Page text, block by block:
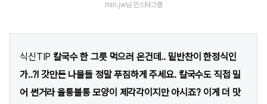
min.jw님 인스타그램
식신TIP 칼국수 한 그릇 먹으러 온건데.. 밑반찬이 한정식인
가..?! 갓만든 나물들 정말 푸짐하게 주세요. 칼국수도 직접 밀
어 썬거라 울퉁불퉁 모양이 제각각이지만 아시죠? 이게 더 맛